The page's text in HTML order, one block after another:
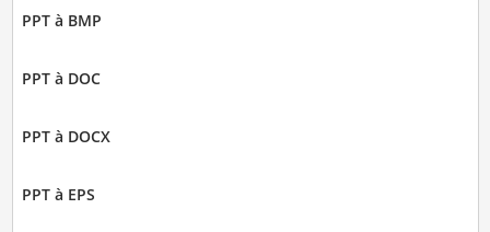
PPT à BMP
PPT à DOC
PPT à DOCX
PPT à EPS